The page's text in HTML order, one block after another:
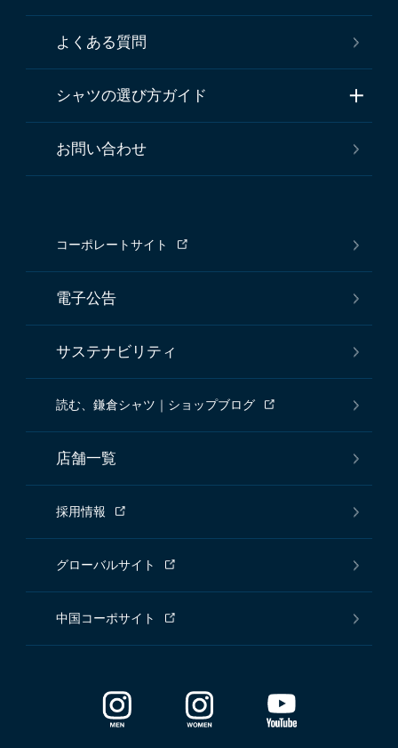
よくある質問
シャツの選び方ガイド
お問い合わせ
コーポレートサイト
電子公告
サステナビリティ
読む、鎌倉シャツ｜ショップブログ
店舗一覧
採用情報
グローバルサイト
中国コーポサイト